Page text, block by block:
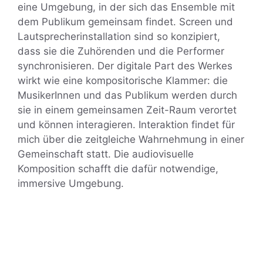
eine Umgebung, in der sich das Ensemble mit
dem Publikum gemeinsam findet. Screen und
Lautsprecherinstallation sind so konzipiert,
dass sie die Zuhörenden und die Performer
synchronisieren. Der digitale Part des Werkes
wirkt wie eine kompositorische Klammer: die
MusikerInnen und das Publikum werden durch
sie in einem gemeinsamen Zeit-Raum verortet
und können interagieren. Interaktion findet für
mich über die zeitgleiche Wahrnehmung in einer
Gemeinschaft statt. Die audiovisuelle
Komposition schafft die dafür notwendige,
immersive Umgebung.